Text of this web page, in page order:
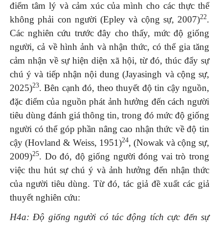
điểm tâm lý và cảm xúc của mình cho các thực thể
không phải con người (Epley và cộng sự, 2007)22.
Các nghiên cứu trước đây cho thấy, mức độ giống
người, cả về hình ảnh và nhận thức, có thể gia tăng
cảm nhận về sự hiện diện xã hội, từ đó, thúc đẩy sự
chú ý và tiếp nhận nội dung (Jayasingh và cộng sự,
2025)23. Bên cạnh đó, theo thuyết độ tin cậy nguồn,
đặc điểm của nguồn phát ảnh hưởng đến cách người
tiêu dùng đánh giá thông tin, trong đó mức độ giống
người có thể góp phần nâng cao nhận thức về độ tin
cậy (Hovland & Weiss, 1951)24, (Nowak và cộng sự,
2009)25. Do đó, độ giống người đóng vai trò trong
việc thu hút sự chú ý và ảnh hưởng đến nhận thức
của người tiêu dùng. Từ đó, tác giả đề xuất các giả
thuyết nghiên cứu:
H4a: Độ giống người có tác động tích cực đến sự